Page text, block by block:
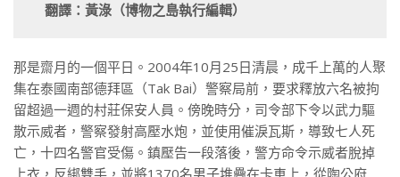
翻譯：黃淥（博物之島執行編輯）
那是齋月的一個平日。2004年10月25日清晨，成千上萬的人聚
集在泰國南部德拜區（Tak Bai）警察局前，要求釋放六名被拘
留超過一週的村莊保安人員。傍晚時分，司令部下令以武力驅
散示威者，警察發射高壓水炮，並使用催淚瓦斯，導致七人死
亡，十四名警官受傷。鎮壓告一段落後，警方命令示威者脫掉